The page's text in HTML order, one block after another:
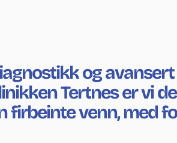
og
Tertnes er vi
firbeinte venn, med